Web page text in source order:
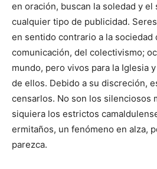
en oración, buscan la soledad y
cualquier tipo de publicidad.
en sentido contrario a la sociedad
comunicación, del colectivismo;
mundo, pero vivos para la Iglesia
de ellos. Debido a su discreción,
censarlos. No son los silenciosos
siquiera los estrictos
ermitaños, un fenómeno en alza,
parezca.